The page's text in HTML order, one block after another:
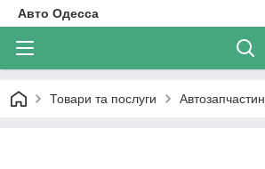
Авто Одесса
Товари та послуги